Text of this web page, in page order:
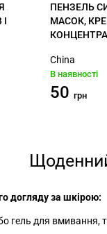
ПЕНЗЕЛЬ
МАСОК,
China
В наявності
50 грн
догляду за шкірою:
гель для вмивання,